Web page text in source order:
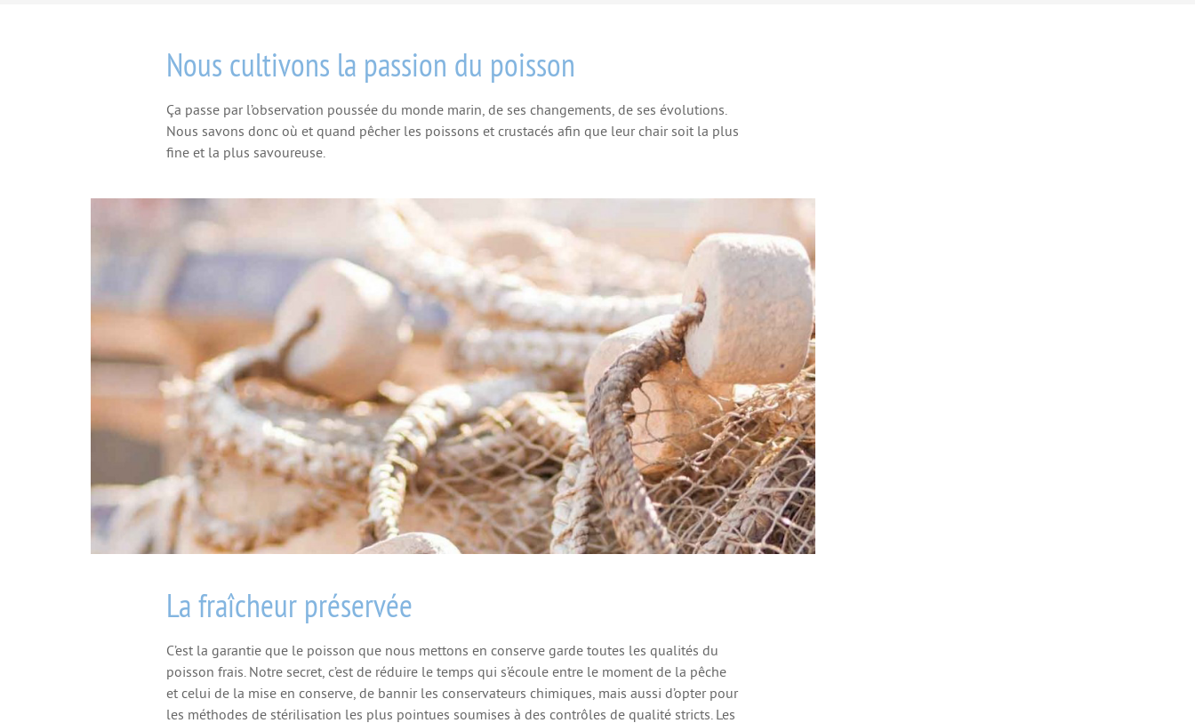
Nous cultivons la passion du poisson
Ça passe par l’observation poussée du monde marin, de ses changements, de ses évolutions.
Nous savons donc où et quand pêcher les poissons et crustacés afin que leur chair soit la plus
fine et la plus savoureuse.
La fraîcheur préservée
C’est la garantie que le poisson que nous mettons en conserve garde toutes les qualités du
poisson frais. Notre secret, c’est de réduire le temps qui s’écoule entre le moment de la pêche
et celui de la mise en conserve, de bannir les conservateurs chimiques, mais aussi d’opter pour
les méthodes de stérilisation les plus pointues soumises à des contrôles de qualité stricts. Les